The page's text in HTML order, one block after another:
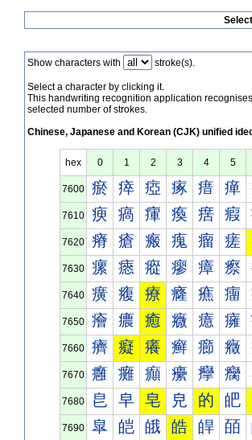
Show characters with stroke(s).
Select a character by clicking it.
This handwriting recognition application
selected number of strokes.
Chinese, Japanese and Korean (CJK) unified
hex 0 1 2 3 4 5
7600 瘀 瘁 瘂 瘃 瘄 瘅
7610 瘐 瘑 瘒 瘓 瘔 瘕
7620 瘠 瘡 瘢 瘣 瘤 瘥
7630 瘰 瘱 瘲 瘳 瘴 瘵
7640 癀 癁 療 癃 癄 癅
7650 癐 癑 癒 癓 癔 癕
7660 癠 癡 癢 癣 癤 癥
7670 癰 癱 癲 癳 癴 癵
7680 皀 皁 皂 皃 的 皅
7690 皐 皑 皒 皓 皔 皕